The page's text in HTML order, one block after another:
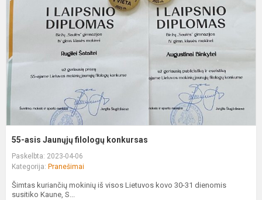
55-asis Jaunųjų filologų konkursas
Paskelbta: 2023-04-06
Kategorija: Pranešimai
Šimtas kuriančių mokinių iš visos Lietuvos kovo 30-31 dienomis
susitiko Kaune, S...